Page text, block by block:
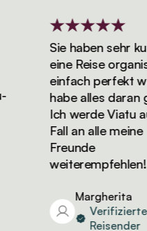
Sie haben sehr
eine Reise
einfach perfekt
habe alles daran
Ich werde Viatu auf
Fall an alle meine
Freunde
weiterempfehlen!
Margherita
Verifizierter
Reisender